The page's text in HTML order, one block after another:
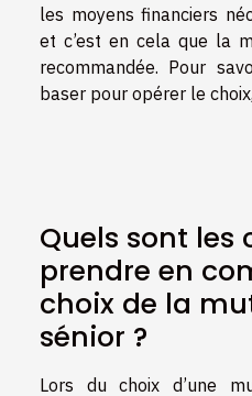
les moyens financiers
et c’est en cela que la
recommandée. Pour
baser pour opérer le
Quels sont les
prendre en
choix de la
sénior ?
Lors du choix d’une